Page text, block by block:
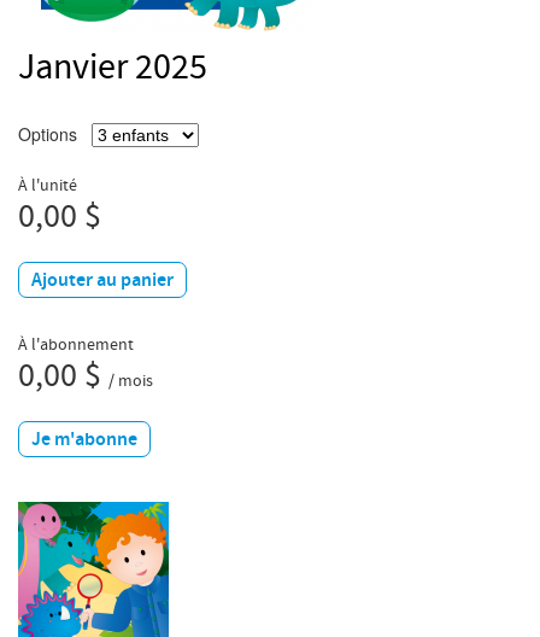
Janvier 2025
Options
À l'unité
0,00 $
Ajouter au panier
À l'abonnement
0,00 $ / mois
Je m'abonne